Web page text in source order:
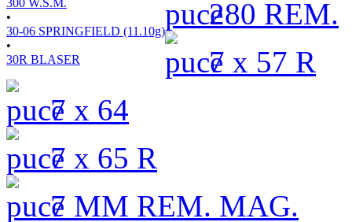
300 W.S.M.
•
30-06 SPRINGFIELD (11.10g)
•
30R BLASER
280 REM.
7 x 57 R
7 x 64
7 x 65 R
7 MM REM. MAG.